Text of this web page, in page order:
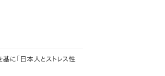
に「日本人とストレス性